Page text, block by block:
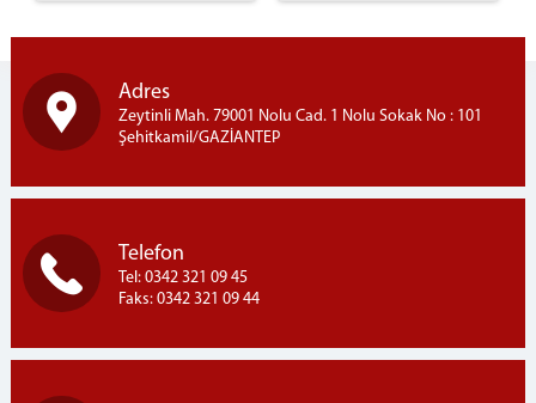
Adres
Zeytinli Mah. 79001 Nolu Cad. 1 Nolu Sokak No : 101
Şehitkamil/GAZİANTEP
Telefon
Tel: 0342 321 09 45
Faks: 0342 321 09 44